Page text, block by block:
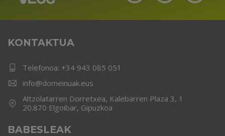
KONTAKTUA
Telefonoa: +34 943 085 051
info@domeinuak.eus
Altzolatarren Dorretxea, Kalebarren Plaza 3, 1
20.870 Elgoibar, Gipuzkoa
BABESLEAK